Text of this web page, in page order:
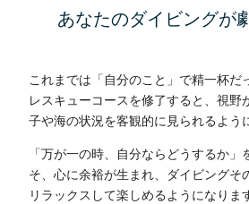
あなたのダイビングが
これまでは「自分のこと」で精一杯だ
レスキューコースを修了すると、視野
子や海の状況を客観的に見られるよう
「万が一の時、自分ならどうするか」
そ、心に余裕が生まれ、ダイビングそ
リラックスして楽しめるようになりま